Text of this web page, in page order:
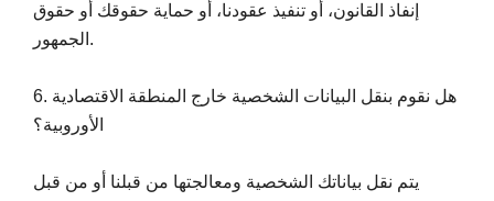
إنفاذ القانون، أو تنفيذ عقودنا، أو حماية حقوقك أو حقوق
الجمهور.
6. هل نقوم بنقل البيانات الشخصية خارج المنطقة الاقتصادية
الأوروبية؟
يتم نقل بياناتك الشخصية ومعالجتها من قبلنا أو من قبل